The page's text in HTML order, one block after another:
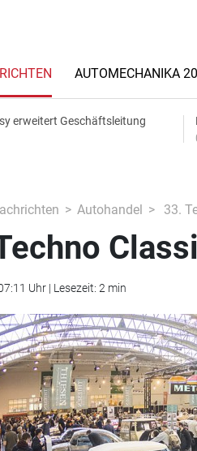
AUTOMECHANIKA
erweitert Geschäftsleitung
Autohandel 33.
Uhr | Lesezeit: 2 min